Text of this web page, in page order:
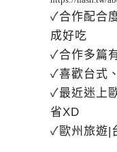
✓合作配合
成好吃
✓合作多篇
✓喜歡台式
✓最近迷上
省XD
✓歐州旅遊|